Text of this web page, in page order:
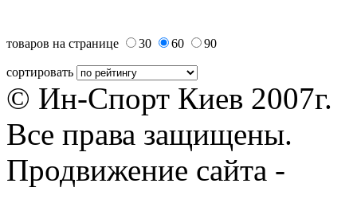
товаров на странице 30 60 90
сортировать
© Ин-Спорт Киев 2007г.
Все права защищены.
Продвижение сайта -